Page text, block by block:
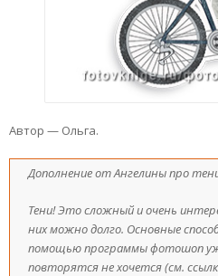
Автор — Ольга.
Дополнение от Ангелины про
Тени! Это сложный и очень
них можно долго. Основные
помощью программы фотошоп
повторятся не хочется (см.